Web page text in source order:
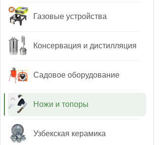
Газовые устройства
Консервация и дистилляция
Садовое оборудование
Ножи и топоры
Узбекская керамика